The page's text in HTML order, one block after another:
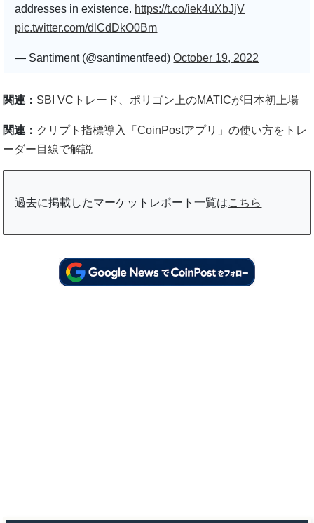
addresses in existence. https://t.co/iek4uXbJjV
pic.twitter.com/dlCdDkO0Bm
— Santiment (@santimentfeed)October 19, 2022
関連： SBI VCトレード、ポリゴン上のMATICが日本初上場
関連： クリプト指標導入「CoinPostアプリ」の使い方をトレ
ーダー目線で解説
過去に掲載したマーケットレポート一覧はこちら